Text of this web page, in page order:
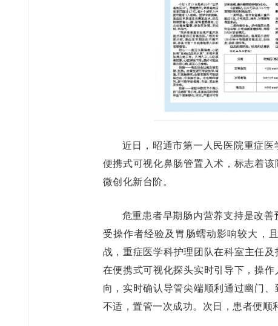
近日，昭通市第一人民医院重症
便携式可视化鼻肠管置入术，标志着
微创化新台阶。
危重患者早期肠内营养支持是改
受操作者经验及胃肠蠕动影响较大，
战，重症医学科护理团队在科室主任
在便携式可视化探头实时引导下，操
向，实时确认导管尖端顺利通过幽门
不适，置管一次成功。次日，患者便顺